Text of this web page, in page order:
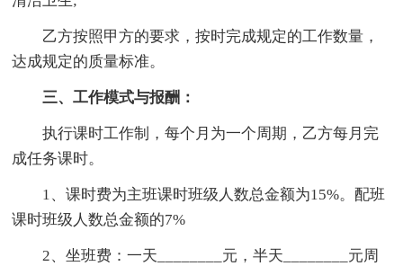
乙方按照甲方的要求，按时完成规定的工作数量，
达成规定的质量标准。
三、工作模式与报酬：
执行课时工作制，每个月为一个周期，乙方每月完
成任务课时。
1、课时费为主班课时班级人数总金额为15%。配班
课时班级人数总金额的7%
2、坐班费：一天________元，半天________元周